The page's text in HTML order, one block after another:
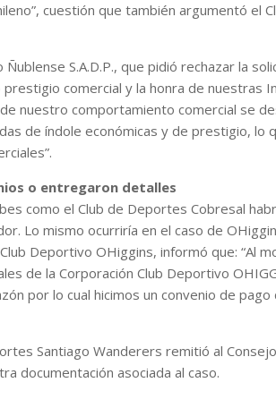
cuestión que también argumentó el
S.A.D.P., que pidió rechazar la
comercial y la honra de nuestras
nuestro comportamiento comercial se
de índole económicas y de prestigio, lo
o entregaron detalles
como el Club de Deportes Cobresal
Lo mismo ocurriría en el caso de
Deportivo OHiggins, informó que: “Al
de la Corporación Club Deportivo
por lo cual hicimos un convenio de
Santiago Wanderers remitió al
documentación asociada al caso.